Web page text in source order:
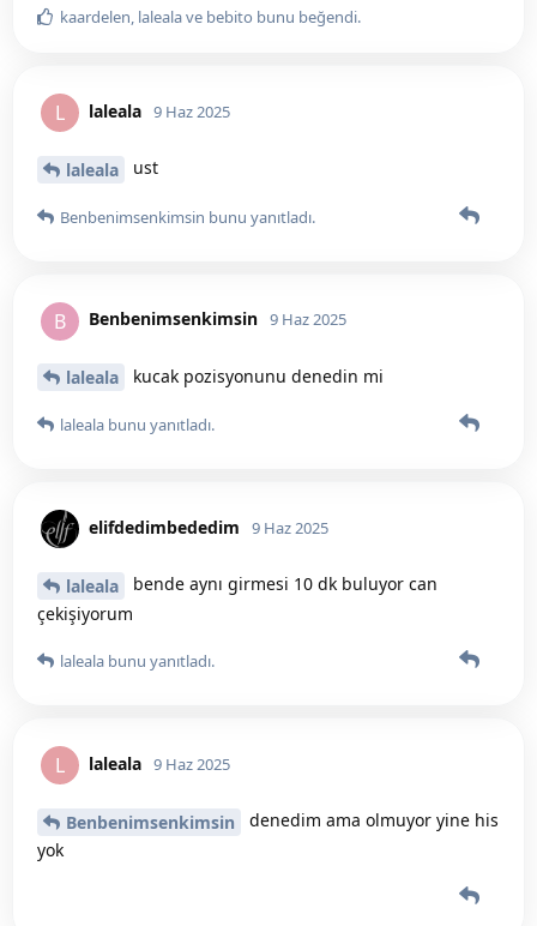
kaardelen, lalealave bebito bunu beğendi.
L laleala 9 Haz 2025
laleala ust
Benbenimsenkimsin bunu yanıtladı.
B Benbenimsenkimsin 9 Haz 2025
laleala kucak pozisyonunu denedin mi
laleala bunu yanıtladı.
elifdedimbededim 9 Haz 2025
laleala
bende aynı girmesi 10 dk buluyor can
çekişiyorum
laleala bunu yanıtladı.
L laleala 9 Haz 2025
Benbenimsenkimsin
denedim ama olmuyor yine his
yok